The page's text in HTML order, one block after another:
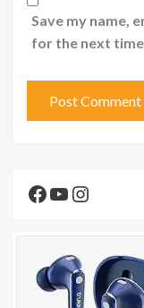
Save my name,
for the next
Facebook
YouTube